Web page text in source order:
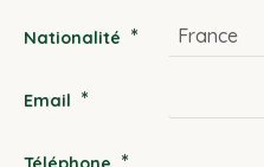
Nationalité *
Email *